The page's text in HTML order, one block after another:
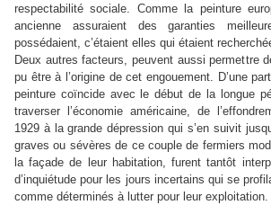
respectabilité sociale. Comme la peinture
ancienne assuraient des garanties
possédaient, c’étaient elles qui étaient
Deux autres facteurs, peuvent aussi permettre
pu être à l’origine de cet engouement. D’une
peinture coïncide avec le début de la longue
traverser l’économie américaine, de
1929 à la grande dépression qui s’en suivit
graves ou sévères de ce couple de fermiers
la façade de leur habitation, furent tantôt
d’inquiétude pour les jours incertains qui se
comme déterminés à lutter pour leur exploitation.